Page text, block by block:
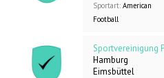
Sportart: American
Football
Sportvereinigung
Hamburg
Eimsbüttel